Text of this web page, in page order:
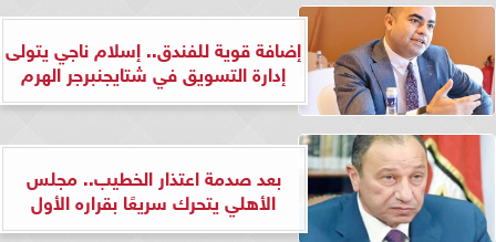
إضافة قوية للفندق.. إسلام ناجي يتولى
إدارة التسويق في شتايجنبرجر الهرم
بعد صدمة اعتذار الخطيب.. مجلس
الأهلي يتحرك سريعًا بقراره الأول